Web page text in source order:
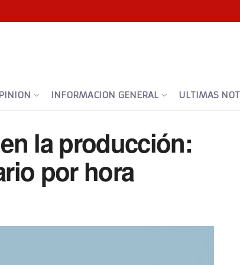
INFORMACION GENERAL ULTIMAS
la producción:
por hora